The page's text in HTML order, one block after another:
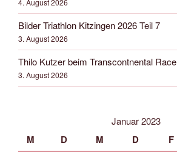
4. August 2026
Bilder Triathlon Kitzingen 2026 Teil 7
3. August 2026
Thilo Kutzer beim Transcontnental Race
3. August 2026
Januar 2023
M D M D F